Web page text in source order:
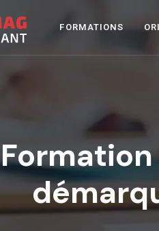
FORMATIONS